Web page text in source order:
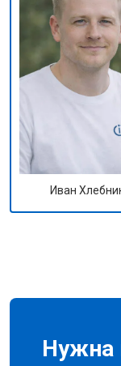
Иван
Нужна